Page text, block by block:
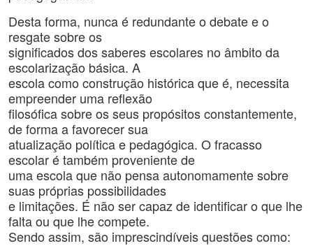
Desta forma, nunca é redundante o debate e o
resgate sobre os
significados dos saberes escolares no âmbito da
escolarização básica. A
escola como construção histórica que é, necessita
empreender uma reflexão
filosófica sobre os seus propósitos constantemente,
de forma a favorecer sua
atualização política e pedagógica. O fracasso
escolar é também proveniente de
uma escola que não pensa autonomamente sobre
suas próprias possibilidades
e limitações. É não ser capaz de identificar o que lhe
falta ou que lhe compete.
Sendo assim, são imprescindíveis questões como: